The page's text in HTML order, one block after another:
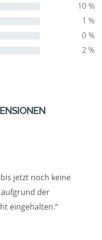
10 %
1 %
0 %
2 %
jetzt noch keine
der
eingehalten.“